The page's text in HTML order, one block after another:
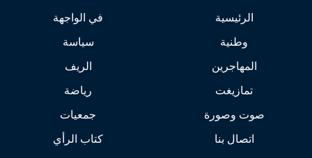
في الواجهة
الرئيسية
سياسة
وطنية
الريف
المهاجرين
رياضة
تمازيغت
جمعيات
صوت وصورة
كتاب الرأي
اتصال بنا